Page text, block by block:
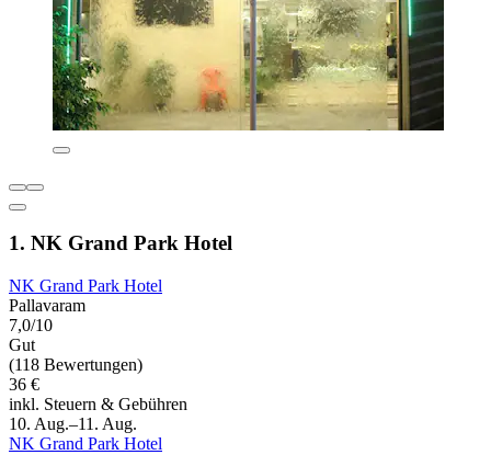
1. NK Grand Park Hotel
NK Grand Park Hotel
Pallavaram
7,0/10
Gut
(118 Bewertungen)
36 €
inkl. Steuern & Gebühren
10. Aug.–11. Aug.
NK Grand Park Hotel